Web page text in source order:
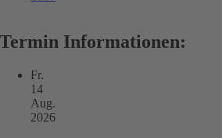
Termin Informationen:
Fr.
14
Aug.
2026